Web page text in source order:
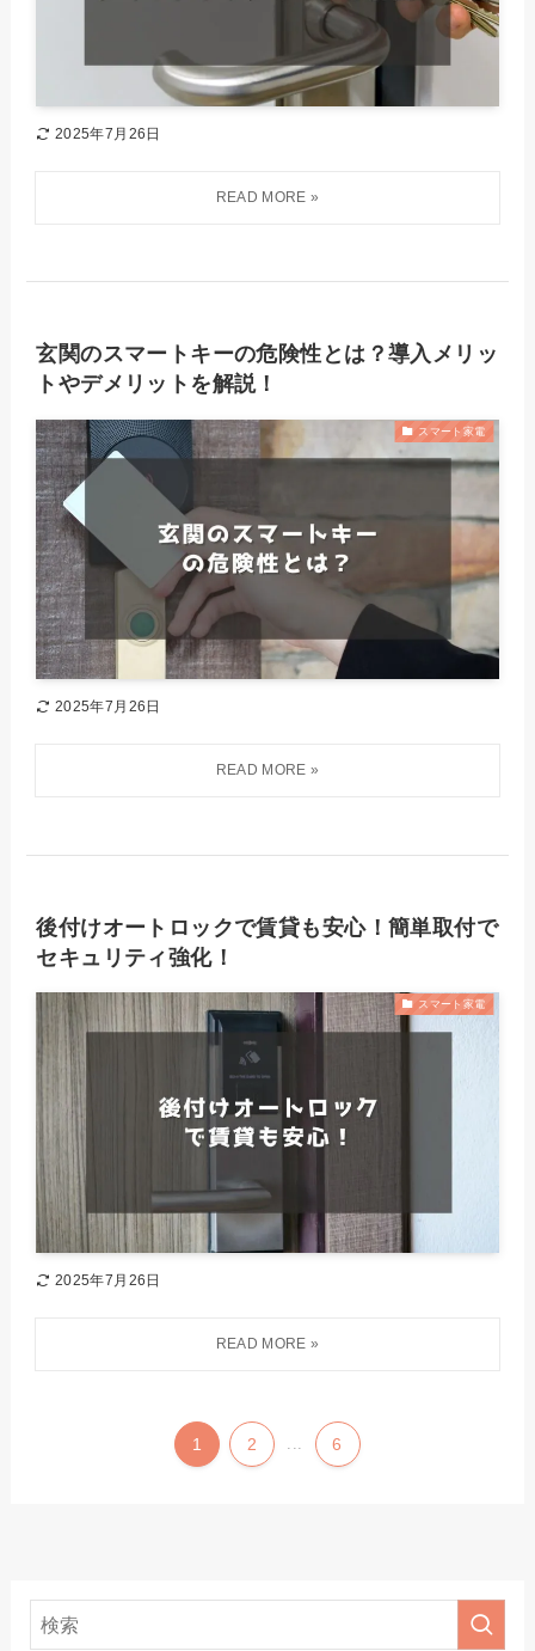
2025年7月26日
玄関のスマートキーの危険性とは？導入メリッ
トやデメリットを解説！
スマート家電
2025年7月26日
後付けオートロックで賃貸も安心！簡単取付で
セキュリティ強化！
スマート家電
2025年7月26日
1 2 ... 6